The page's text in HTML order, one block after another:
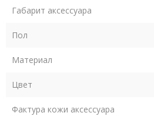
Габарит аксессуара
Пол
Материал
Цвет
Фактура кожи аксессуара